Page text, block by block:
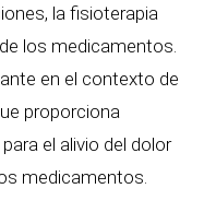
la fisioterapia
los medicamentos.
en el contexto de
proporciona
el alivio del dolor
medicamentos.